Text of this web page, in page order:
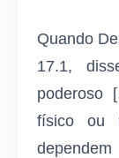
Quando
17.1,
poderoso
físico ou